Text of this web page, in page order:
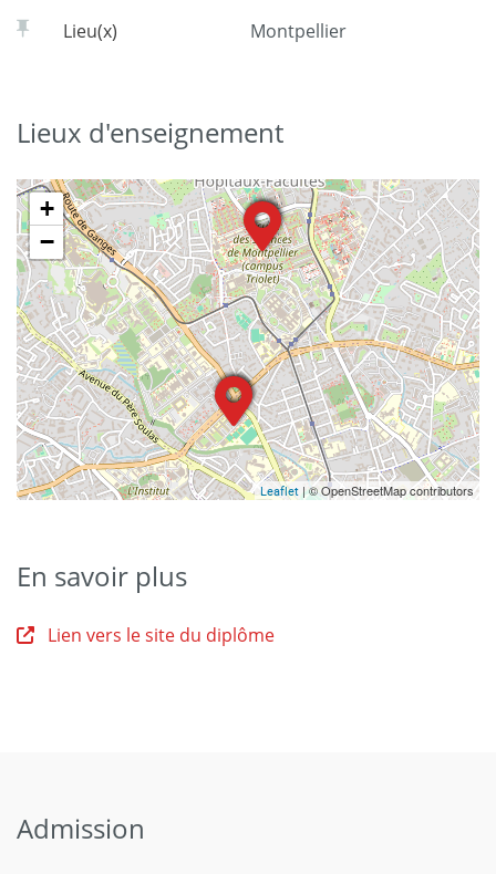
Lieu(x) Montpellier
Lieux d'enseignement
+
−
Leaflet | © OpenStreetMap contributors
En savoir plus
Lien vers le site du diplôme
Admission